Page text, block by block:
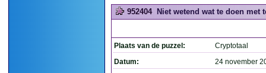
952404 Niet wetend wat te doen met
Plaats van de puzzel:
Cryptotaal
Datum:
24 november